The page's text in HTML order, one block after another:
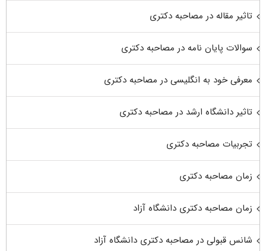
تاثیر مقاله در مصاحبه دکتری
سوالات پایان نامه در مصاحبه دکتری
معرفی خود به انگلیسی در مصاحبه دکتری
تاثیر دانشگاه ارشد در مصاحبه دکتری
تجربیات مصاحبه دکتری
زمان مصاحبه دکتری
زمان مصاحبه دکتری دانشگاه آزاد
شانس قبولی در مصاحبه دکتری دانشگاه آزاد